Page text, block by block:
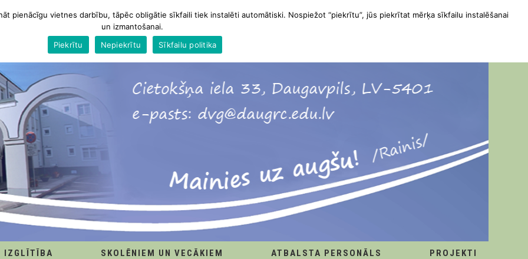
IZGLĪTĪBA SKOLĒNIEM UN VECĀKIEM ATBALSTA PERSONĀLS
PROJEKTI
pienācīgu vietnes darbību, tāpēc obligātie sīkfaili tiek instalēti automātiski. Nospiežot “piekrītu”, jūs piekrītat mērķa sīkfailu instalēšanai
un izmantošanai.
Piekrītu
Nepiekrītu Sīkfailu politika